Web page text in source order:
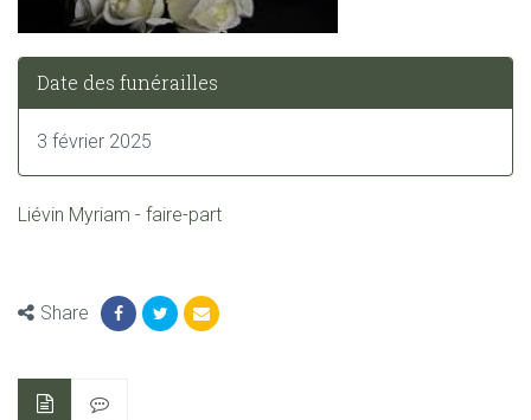
Date des funérailles
3 février 2025
Liévin Myriam - faire-part
Share